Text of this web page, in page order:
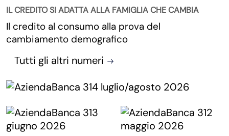
IL CREDITO SI ADATTA ALLA FAMIGLIA CHE CAMBIA
Il credito al consumo alla prova del
cambiamento demografico
Tutti gli altri numeri